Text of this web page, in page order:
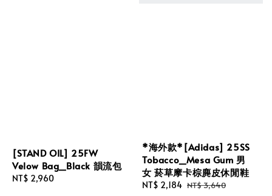
[STAND OIL] 25FW
Velow Bag_Black 韻流包
Regular
NT$ 2,960
*海外款*[Adidas] 25SS
Tobacco_Mesa Gum 男
女 菸草摩卡棕麂皮休閒鞋
Sale
NT$ 2,184 Regular
NT$ 3,640